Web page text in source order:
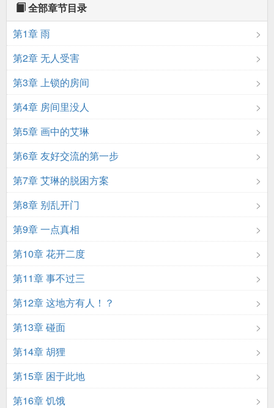
全部章节目录
第1章 雨
第2章 无人受害
第3章 上锁的房间
第4章 房间里没人
第5章 画中的艾琳
第6章 友好交流的第一步
第7章 艾琳的脱困方案
第8章 别乱开门
第9章 一点真相
第10章 花开二度
第11章 事不过三
第12章 这地方有人！？
第13章 碰面
第14章 胡狸
第15章 困于此地
第16章 饥饿